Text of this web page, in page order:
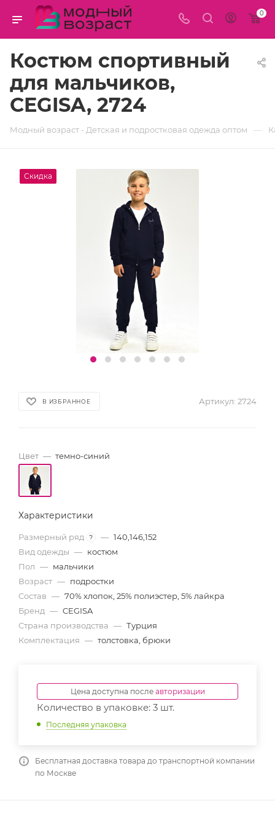
0
Костюм спортивный
для мальчиков,
CEGISA, 2724
Модный возраст - Детская и подростковая одежда оптом —
Скидка
В ИЗБРАННОЕ Артикул: 2724
Цвет — темно-синий
Характеристики
Размерный ряд ? — 140,146,152
Вид одежды — костюм
Пол — мальчики
Возраст — подростки
Состав — 70% хлопок, 25% полиэстер, 5% лайкра
Бренд — CEGISA
Страна производства — Турция
Комплектация — толстовка, брюки
Цена доступна после авторизации
Количество в упаковке: 3 шт.
Последняя упаковка
Бесплатная доставка товара до транспортной компании
по Москве